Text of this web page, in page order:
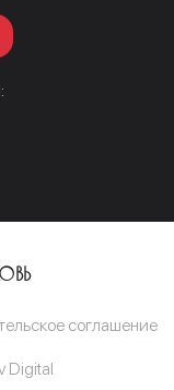
соглашение
Digital